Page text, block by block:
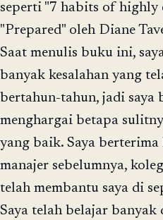
seperti "7 habits of highly
"Prepared" oleh Diane
Saat menulis buku ini,
banyak kesalahan yang
bertahun-tahun, jadi saya
menghargai betapa
yang baik. Saya
manajer sebelumnya,
telah membantu saya di
Saya telah belajar